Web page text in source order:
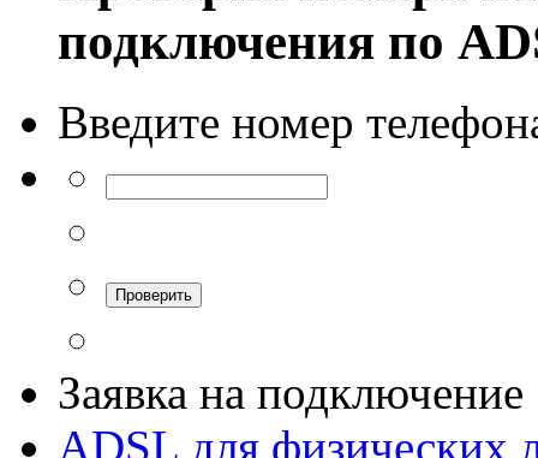
подключения по
Введите номер
Заявка на подключение
ADSL для физических